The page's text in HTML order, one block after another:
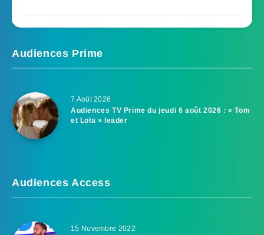
Audiences Prime
7 Août 2026
Audiences TV Prime du jeudi 6 août 2026 : « Tom
et Lola » leader
Audiences Access
15 Novembre 2022